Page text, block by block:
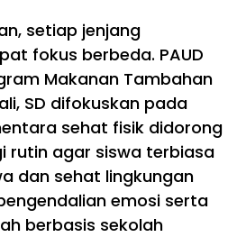
setiap jenjang
fokus berbeda. PAUD
Makanan Tambahan
SD difokuskan pada
sehat fisik didorong
rutin agar siswa terbiasa
dan sehat lingkungan
emosi serta
berbasis sekolah